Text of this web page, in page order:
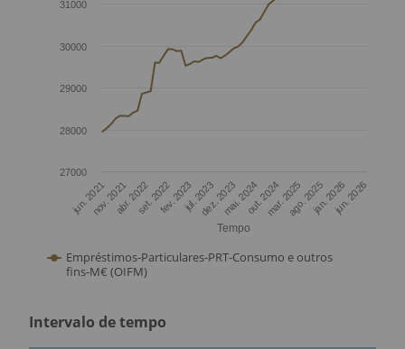
Tempo
jun. 2021 fev. 2023 out. 2024 jun. 2026
nov. 2021abr. 2022set. 2022 jul. 2023dez. 2023mai. 2024mar. 2025ago. 2025jan. 2026
27000
28000
29000
30000
31000
Empréstimos-Particulares-PRT-Consumo e outros
fins-M€ (OIFM)
Intervalo de tempo